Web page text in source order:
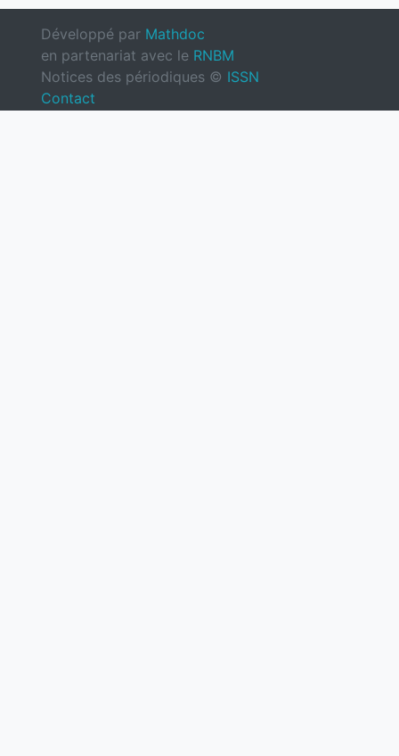
Développé par Mathdoc
en partenariat avec le RNBM
Notices des périodiques © ISSN
Contact